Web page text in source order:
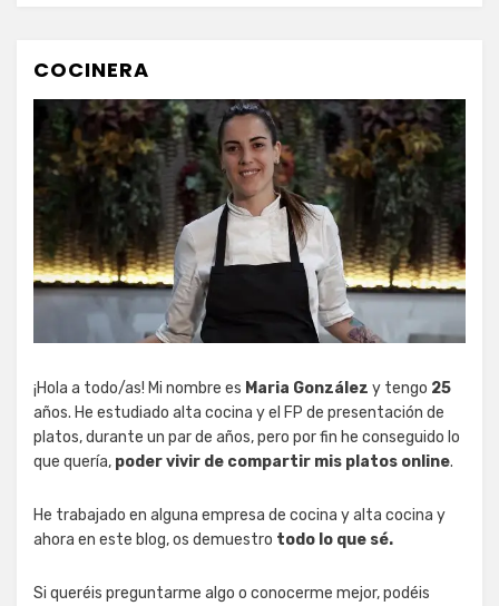
COCINERA
¡Hola a todo/as! Mi nombre es Maria González y tengo 25
años. He estudiado alta cocina y el FP de presentación de
platos, durante un par de años, pero por fin he conseguido lo
que quería, poder vivir de compartir mis platos online.
He trabajado en alguna empresa de cocina y alta cocina y
ahora en este blog, os demuestro todo lo que sé.
Si queréis preguntarme algo o conocerme mejor, podéis